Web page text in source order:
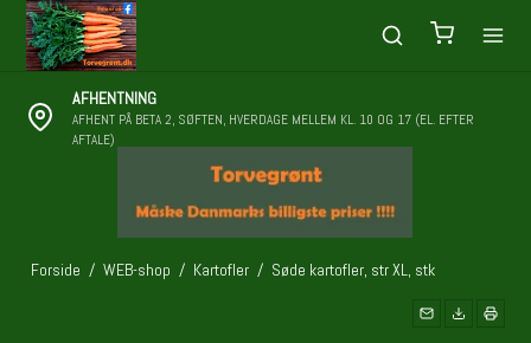
AFHENTNING
AFHENT PÅ BETA 2, SØFTEN, HVERDAGE MELLEM KL. 10 OG 17 (EL. EFTER
AFTALE)
Forside / WEB-shop / Kartofler / Søde kartofler, str XL, stk